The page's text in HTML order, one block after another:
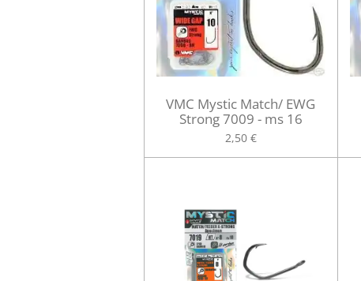
VMC Mystic Match/ EWG
Strong 7009 - ms 16
2,50 €